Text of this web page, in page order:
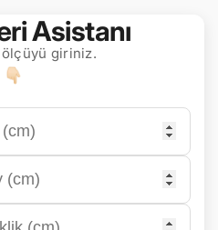
Asistanı
ölçüyü giriniz.